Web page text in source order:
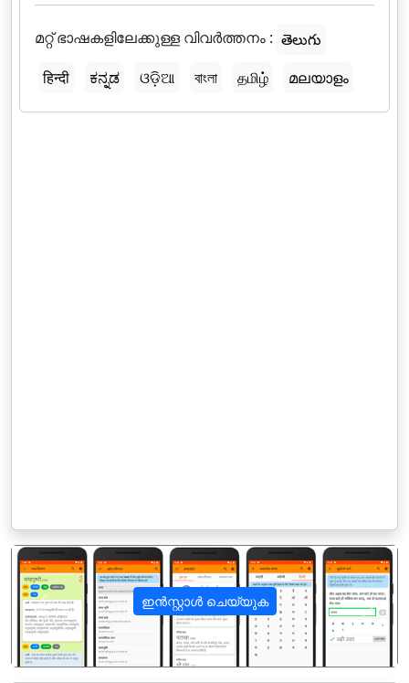
മറ്റ് ഭാഷകളിലേക്കുള്ള വിവർത്തനം : తెలుగు
हिन्दी
ಕನ್ನಡ ଓଡ଼ିଆ বাংলা தமிழ் മലയാളം
ഇൻസ്റ്റാൾ ചെയ്യുക
पिछला अगला